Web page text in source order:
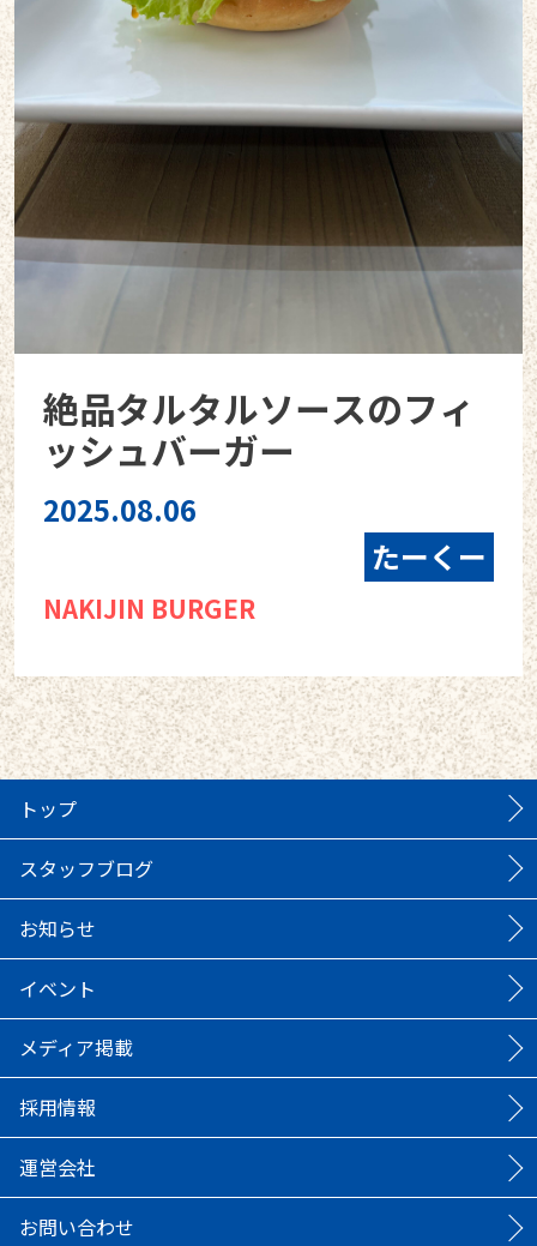
絶品タルタルソースのフィ
ッシュバーガー
2025.08.06
たーくー
NAKIJIN BURGER
トップ
スタッフブログ
お知らせ
イベント
メディア掲載
採用情報
運営会社
お問い合わせ